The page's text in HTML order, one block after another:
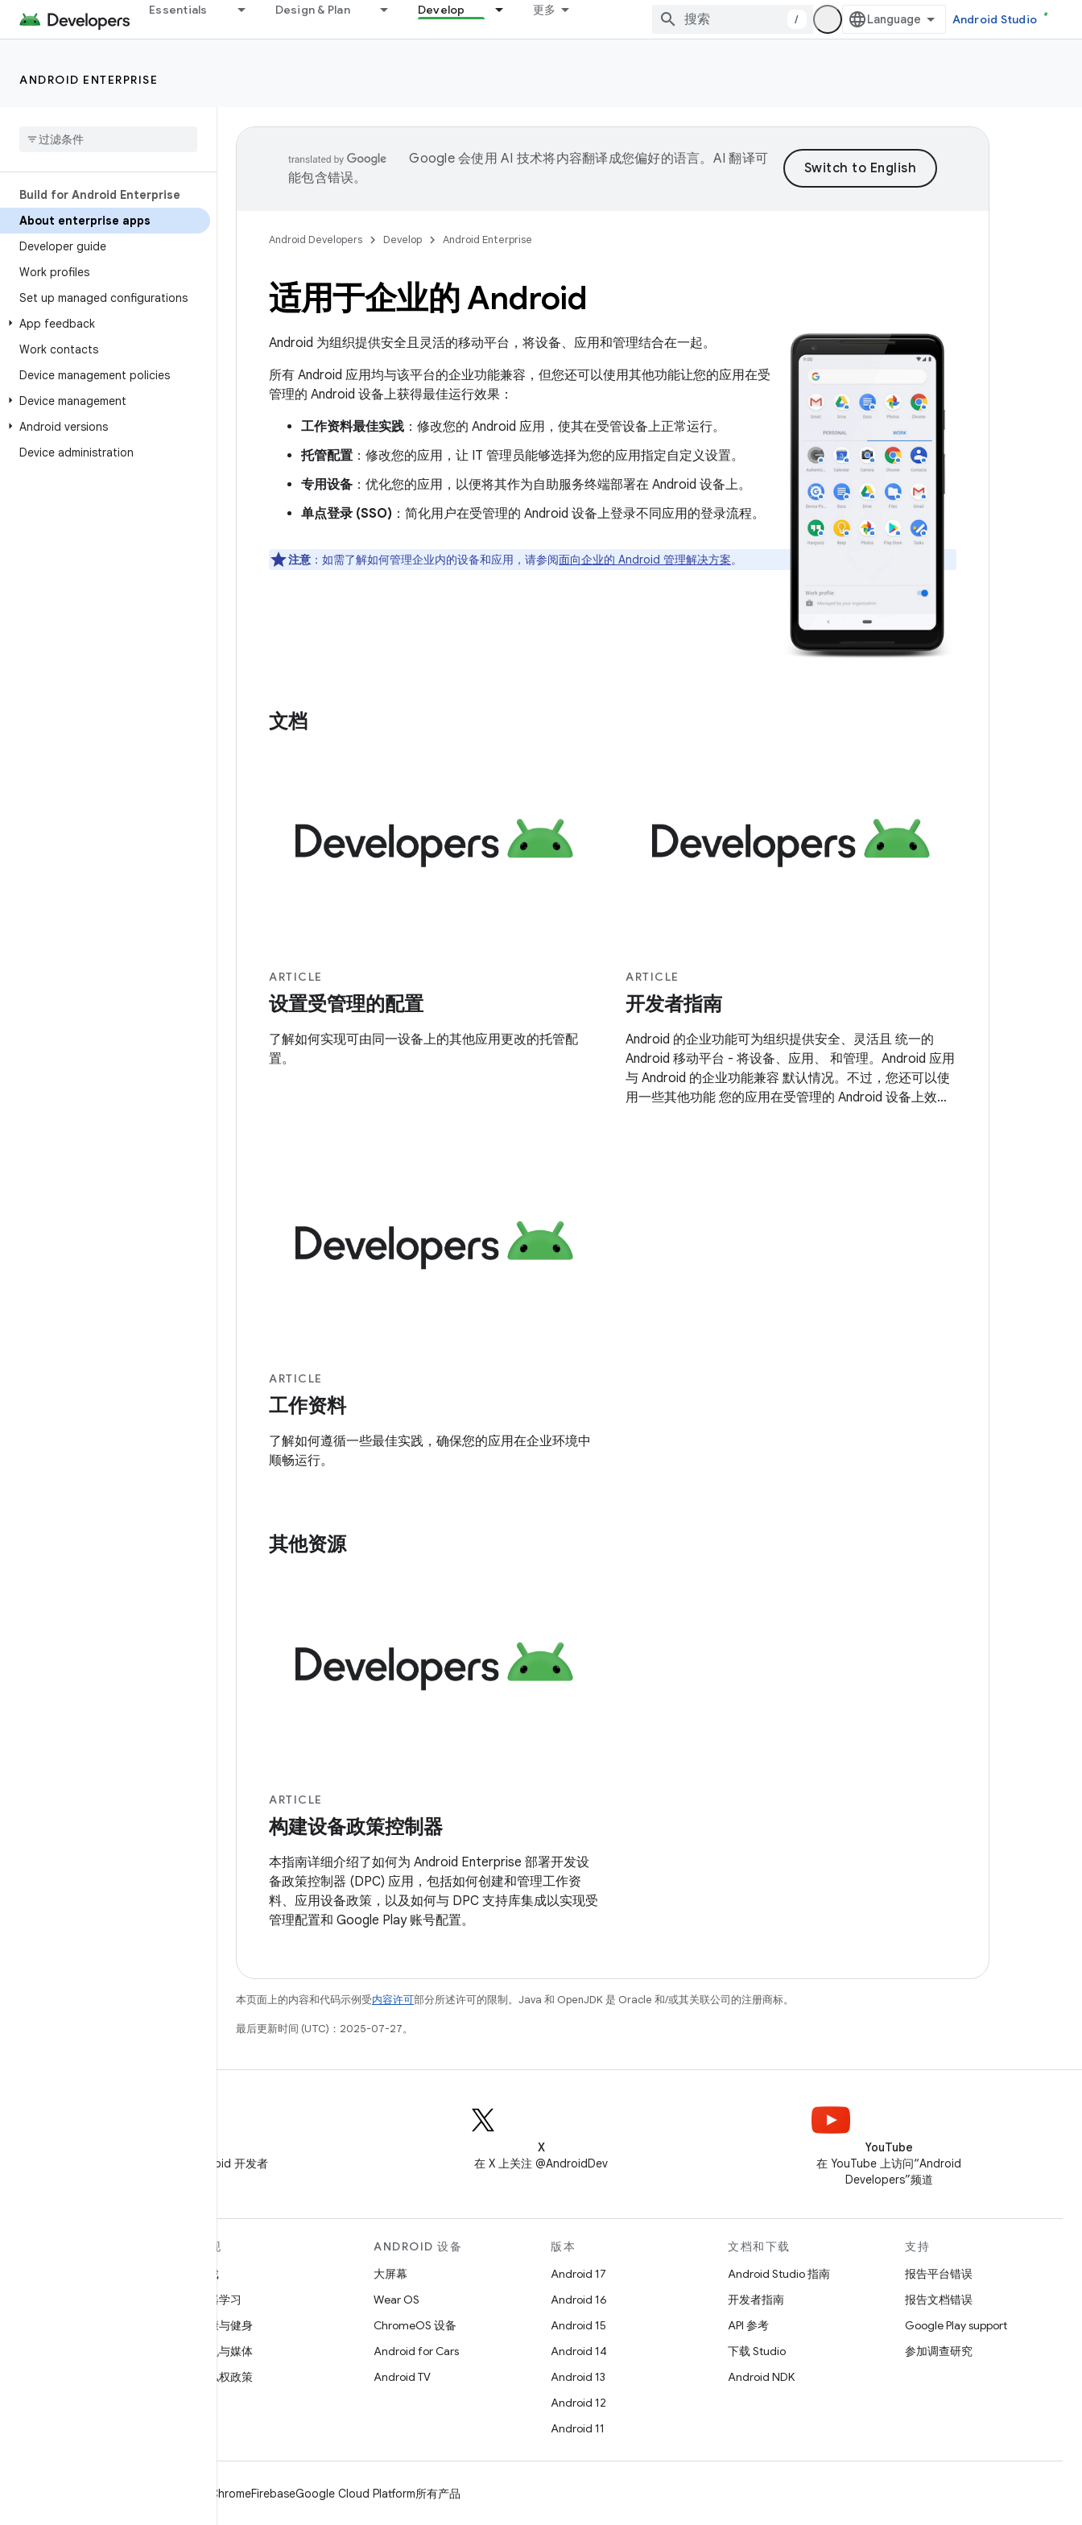
Essentials Design & Plan Develop 更多
/ Android Studio
ANDROID ENTERPRISE
Build for Android Enterprise
About enterprise apps
Developer guide
Work profiles
Set up managed configurations
App feedback
Work contacts
Device management policies
Device management
Android versions
Device administration
Google 会使用 AI 技术将内容翻译成您偏好的语言。AI 翻译可
能包含错误。
Android Developers Develop Android Enterprise
适用于企业的 Android
Android 为组织提供安全且灵活的移动平台，将设备、应用和管理结合在一起。
所有 Android 应用均与该平台的企业功能兼容，但您还可以使用其他功能让您的应用在受
管理的 Android 设备上获得最佳运行效果：
工作资料最佳实践 ：修改您的 Android 应用，使其在受管设备上正常运行。
托管配置 ：修改您的应用，让 IT 管理员能够选择为您的应用指定自定义设置。
专用设备 ：优化您的应用，以便将其作为自助服务终端部署在 Android 设备上。
单点登录 (SSO) ：简化用户在受管理的 Android 设备上登录不同应用的登录流程。
注意 ：如需了解如何管理企业内的设备和应用，请参阅面向企业的 Android 管理解决方案。
文档
ARTICLE
设置受管理的配置
了解如何实现可由同一设备上的其他应用更改的托管配
置。
ARTICLE
开发者指南
Android 的企业功能可为组织提供安全、灵活且 统一的
Android 移动平台 - 将设备、应用、 和管理。Android 应用
与 Android 的企业功能兼容 默认情况。不过，您还可以使
用一些其他功能 您的应用在受管理的 Android 设备上效果
ARTICLE
工作资料
了解如何遵循一些最佳实践，确保您的应用在企业环境中
顺畅运行。
其他资源
ARTICLE
构建设备政策控制器
本指南详细介绍了如何为 Android Enterprise 部署开发设
备政策控制器 (DPC) 应用，包括如何创建和管理工作资
料、应用设备政策，以及如何与 DPC 支持库集成以实现受
管理配置和 Google Play 账号配置。
本页面上的内容和代码示例受内容许可部分所述许可的限制。Java 和 OpenJDK 是 Oracle 和/或其关联公司的注册商标。
最后更新时间 (UTC)：2025-07-27。
在微信中关注 Android 开发者
X
在 X 上关注 @AndroidDev
YouTube
在 YouTube 上访问“Android
Developers”频道
发现
游戏
机器学习
健康与健身
相机与媒体
隐私权政策
ANDROID 设备
大屏幕
Wear OS
ChromeOS 设备
Android for Cars
Android TV
版本
Android 17
Android 16
Android 15
Android 14
Android 13
Android 12
Android 11
文档和下载
Android Studio 指南
开发者指南
API 参考
下载 Studio
Android NDK
支持
报告平台错误
报告文档错误
Google Play support
参加调查研究
ChromeFirebaseGoogle Cloud Platform所有产品